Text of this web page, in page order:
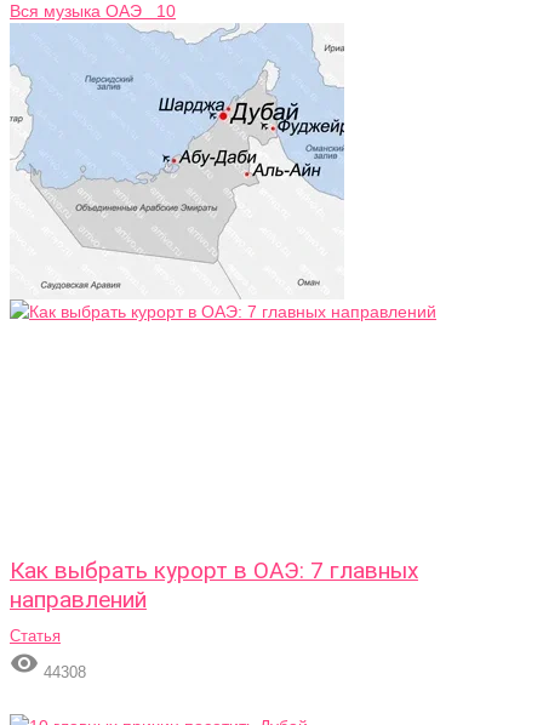
Вся музыка ОАЭ 10
Как выбрать курорт в ОАЭ: 7 главных
направлений
Статья
 44308